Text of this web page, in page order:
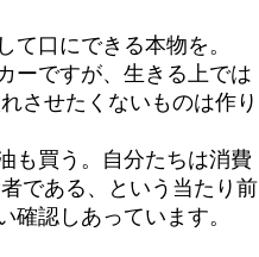
口にできる本物を。
ーですが、生きる上では
させたくないものは作り
も買う。自分たちは消費
である、という当たり前
認しあっています。